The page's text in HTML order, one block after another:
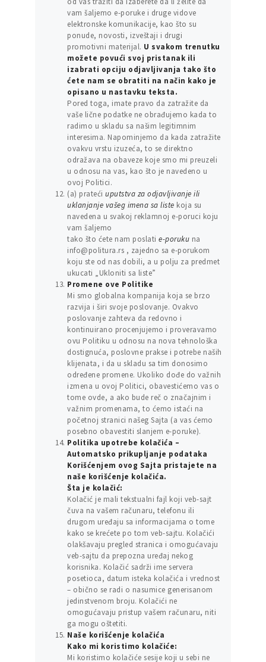
vam šaljemo e-poruke i druge vidove
elektronske komunikacije, kao što su
ponude, novosti, izveštaji i drugi
promotivni materijal. U svakom trenutku
možete povući svoj pristanak ili
izabrati opciju odjavljivanja tako što
ćete nam se obratiti na način kako je
opisano u nastavku teksta.
Pored toga, imate pravo da zatražite da
vaše lične podatke ne obrađujemo kada to
radimo u skladu sa našim legitimnim
interesima. Napominjemo da kada zatražite
ovakvu vrstu izuzeća, to se direktno
odražava na obaveze koje smo mi preuzeli
u odnosu na vas, kao što je navedeno u
ovoj Politici.
(a) prateći uputstva za odjavljivanje ili
uklanjanje vašeg imena sa liste koja su
navedena u svakoj reklamnoj e-poruci koju
vam šaljemo
tako što ćete nam poslati e-poruku na
info@politura.rs , zajedno sa e-porukom
koju ste od nas dobili, a u polju za predmet
ukucati „Ukloniti sa liste”
Promene ove Politike
Mi smo globalna kompanija koja se brzo
razvija i širi svoje poslovanje. Ovakvo
poslovanje zahteva da redovno i
kontinuirano procenjujemo i proveravamo
ovu Politiku u odnosu na nova tehnološka
dostignuća, poslovne prakse i potrebe naših
klijenata, i da u skladu sa tim donosimo
određene promene. Ukoliko dođe do važnih
izmena u ovoj Politici, obavestićemo vas o
tome ovde, a ako bude reč o značajnim i
važnim promenama, to ćemo istaći na
početnoj stranici našeg Sajta (a vas ćemo
posebno obavestiti slanjem e-poruke).
Politika upotrebe kolačića –
Automatsko prikupljanje podataka
Korišćenjem ovog Sajta pristajete na
naše korišćenje kolačića.
Šta je kolačić:
Kolačić je mali tekstualni fajl koji veb-sajt
čuva na vašem računaru, telefonu ili
drugom uređaju sa informacijama o tome
kako se krećete po tom veb-sajtu. Kolačići
olakšavaju pregled stranica i omogućavaju
veb-sajtu da prepozna uređaj nekog
korisnika. Kolačić sadrži ime servera
posetioca, datum isteka kolačića i vrednost
– obično se radi o nasumice generisanom
jedinstvenom broju. Kolačići ne
omogućavaju pristup vašem računaru, niti
ga mogu oštetiti.
Naše korišćenje kolačića
Kako mi koristimo kolačiće:
Mi koristimo kolačiće sesije koji u sebi ne